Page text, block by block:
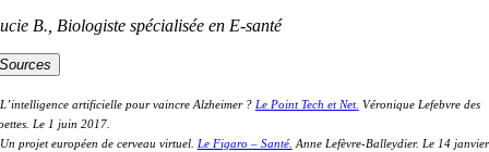
B., Biologiste spécialisée en E-santé
artificielle pour vaincre Alzheimer ? Le Point Tech et Net. Véronique Lefebvre des
Le 1 juin 2017.
projet européen de cerveau virtuel. Le Figaro – Santé. Anne Lefèvre-Balleydier. Le 14 janvier